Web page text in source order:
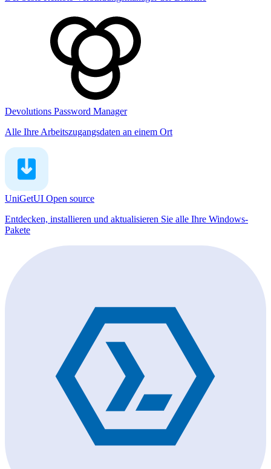
Devolutions Password Manager
Alle Ihre Arbeitszugangsdaten an einem Ort
UniGetUI Open source
Entdecken, installieren und aktualisieren Sie alle Ihre Windows-
Pakete